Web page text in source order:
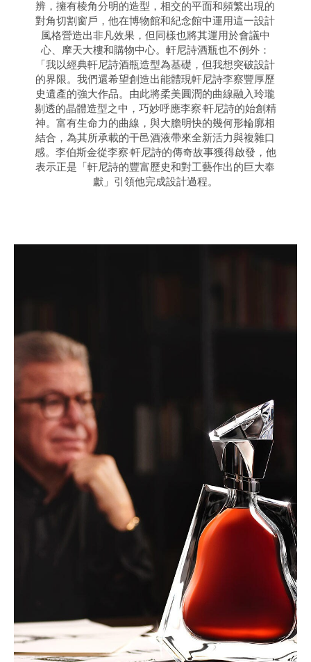
辨，擁有棱角分明的造型，相交的平面和頻繁出現的
對角切割窗戶，他在博物館和紀念館中運用這一設計
風格營造出非凡效果，但同樣也將其運用於會議中
心、摩天大樓和購物中心。軒尼詩酒瓶也不例外：
「我以經典軒尼詩酒瓶造型為基礎，但我想突破設計
的界限。我們還希望創造出能體現軒尼詩李察豐厚歷
史遺產的強大作品。由此將柔美圓潤的曲線融入玲瓏
剔透的晶體造型之中，巧妙呼應李察·軒尼詩的始創精
神。富有生命力的曲線，與大膽明快的幾何形輪廓相
結合，為其所承載的干邑酒液帶來全新活力與複雜口
感。李伯斯金從李察·軒尼詩的傳奇故事獲得啟發，他
表示正是「軒尼詩的豐富歷史和對工藝作出的巨大奉
獻」引領他完成設計過程。